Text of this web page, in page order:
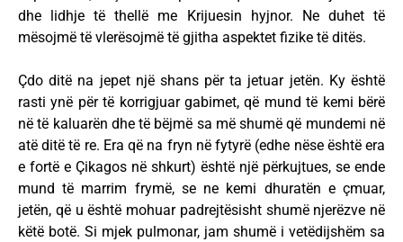
dhe lidhje të thellë me Krijuesin hyjnor. Ne duhet të
mësojmë të vlerësojmë të gjitha aspektet fizike të ditës.
Çdo ditë na jepet një shans për ta jetuar jetën. Ky është
rasti ynë për të korrigjuar gabimet, që mund të kemi bërë
në të kaluarën dhe të bëjmë sa më shumë që mundemi në
atë ditë të re. Era që na fryn në fytyrë (edhe nëse është era
e fortë e Çikagos në shkurt) është një përkujtues, se ende
mund të marrim frymë, se ne kemi dhuratën e çmuar,
jetën, që u është mohuar padrejtësisht shumë njerëzve në
këtë botë. Si mjek pulmonar, jam shumë i vetëdijshëm sa